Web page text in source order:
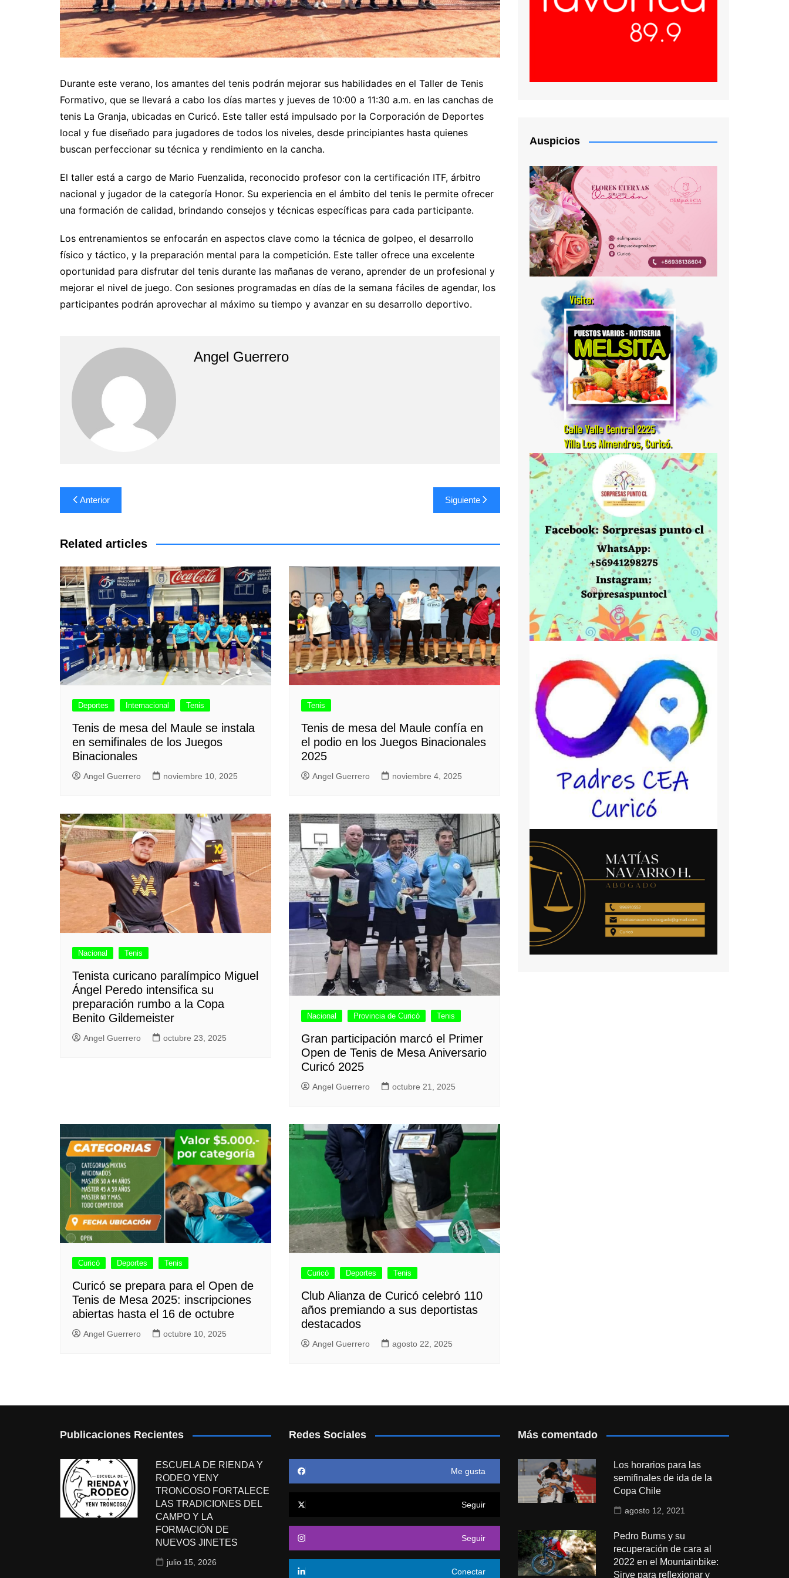
Durante este verano, los amantes del tenis podrán mejorar sus habilidades en el Taller de Tenis
Formativo, que se llevará a cabo los días martes y jueves de 10:00 a 11:30 a.m. en las canchas de
tenis La Granja, ubicadas en Curicó. Este taller está impulsado por la Corporación de Deportes
local y fue diseñado para jugadores de todos los niveles, desde principiantes hasta quienes
buscan perfeccionar su técnica y rendimiento en la cancha.
El taller está a cargo de Mario Fuenzalida, reconocido profesor con la certificación ITF, árbitro
nacional y jugador de la categoría Honor. Su experiencia en el ámbito del tenis le permite ofrecer
una formación de calidad, brindando consejos y técnicas específicas para cada participante.
Los entrenamientos se enfocarán en aspectos clave como la técnica de golpeo, el desarrollo
físico y táctico, y la preparación mental para la competición. Este taller ofrece una excelente
oportunidad para disfrutar del tenis durante las mañanas de verano, aprender de un profesional y
mejorar el nivel de juego. Con sesiones programadas en días de la semana fáciles de agendar, los
participantes podrán aprovechar al máximo su tiempo y avanzar en su desarrollo deportivo.
Angel Guerrero
Navegación
de
entradas
Anterior Siguiente
Related articles
Deportes Internacional Tenis
Tenis de mesa del Maule se instala
en semifinales de los Juegos
Binacionales
Angel Guerrero noviembre 10, 2025
Tenis
Tenis de mesa del Maule confía en
el podio en los Juegos Binacionales
2025
Angel Guerrero noviembre 4, 2025
Nacional Tenis
Tenista curicano paralímpico Miguel
Ángel Peredo intensifica su
preparación rumbo a la Copa
Benito Gildemeister
Angel Guerrero octubre 23, 2025
Nacional Provincia de Curicó Tenis
Gran participación marcó el Primer
Open de Tenis de Mesa Aniversario
Curicó 2025
Angel Guerrero octubre 21, 2025
Curicó Deportes Tenis
Curicó se prepara para el Open de
Tenis de Mesa 2025: inscripciones
abiertas hasta el 16 de octubre
Angel Guerrero octubre 10, 2025
Curicó Deportes Tenis
Club Alianza de Curicó celebró 110
años premiando a sus deportistas
destacados
Angel Guerrero agosto 22, 2025
Auspicios
Publicaciones Recientes
ESCUELA DE RIENDA Y
RODEO YENY
TRONCOSO FORTALECE
LAS TRADICIONES DEL
CAMPO Y LA
FORMACIÓN DE
NUEVOS JINETES
julio 15, 2026
Redes Sociales
Me gusta
Seguir
Seguir
Conectar
Más comentado
Los horarios para las
semifinales de ida de la
Copa Chile
agosto 12, 2021
Pedro Burns y su
recuperación de cara al
2022 en el Mountainbike:
Sirve para reflexionar y